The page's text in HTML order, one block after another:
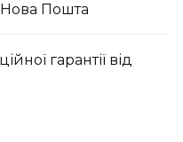
Пошта
гарантії від